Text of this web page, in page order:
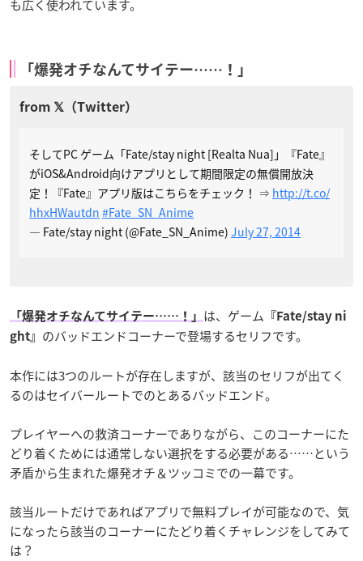
も広く使われています。
「爆発オチなんてサイテー……！」
そしてPC ゲーム「Fate/stay night [Realta Nua]」『Fate』
がiOS&Android向けアプリとして期間限定の無償開放決
定！『Fate』アプリ版はこちらをチェック！ ⇒ http://t.co/
hhxHWautdn #Fate_SN_Anime
— Fate/stay night (@Fate_SN_Anime) July 27, 2014
「爆発オチなんてサイテー……！」 は、ゲーム 『Fate/stay ni
ght』 のバッドエンドコーナーで登場するセリフです。
本作には3つのルートが存在しますが、該当のセリフが出てく
るのはセイバールートでのとあるバッドエンド。
プレイヤーへの救済コーナーでありながら、このコーナーにた
どり着くためには通常しない選択をする必要がある……という
矛盾から生まれた爆発オチ＆ツッコミでの一幕です。
該当ルートだけであればアプリで無料プレイが可能なので、気
になったら該当のコーナーにたどり着くチャレンジをしてみて
は？